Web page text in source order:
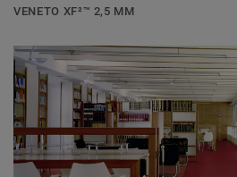
VENETO XF²™ 2,5 MM